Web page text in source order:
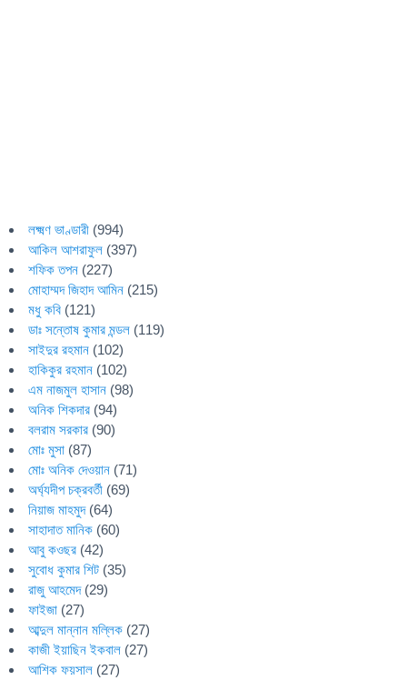
লক্ষ্মণ ভাণ্ডারী (994)
আকিল আশরাফুল (397)
শফিক তপন (227)
মোহাম্মদ জিহাদ আমিন (215)
মধু কবি (121)
ডাঃ সন্তোষ কুমার মন্ডল (119)
সাইদুর রহমান (102)
হাকিকুর রহমান (102)
এম নাজমুল হাসান (98)
অনিক শিকদার (94)
বলরাম সরকার (90)
মোঃ মুসা (87)
মোঃ অনিক দেওয়ান (71)
অর্ঘ্যদীপ চক্রবর্তী (69)
নিয়াজ মাহমুদ(64)
সাহাদাত মানিক (60)
আবু কওছর (42)
সুবোধ কুমার শিট (35)
রাজু আহমেদ(29)
ফাইজা (27)
আব্দুল মান্নান মল্লিক (27)
কাজী ইয়াছিন ইকবাল (27)
আশিক ফয়সাল (27)